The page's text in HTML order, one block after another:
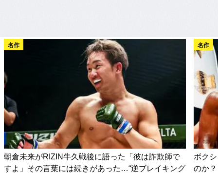
名作
朝倉未来がRIZIN牛久戦後に語った「彼は詐欺師で
すよ」その言葉には続きがあった…“逆ブレイキング
名作
ボク
のか